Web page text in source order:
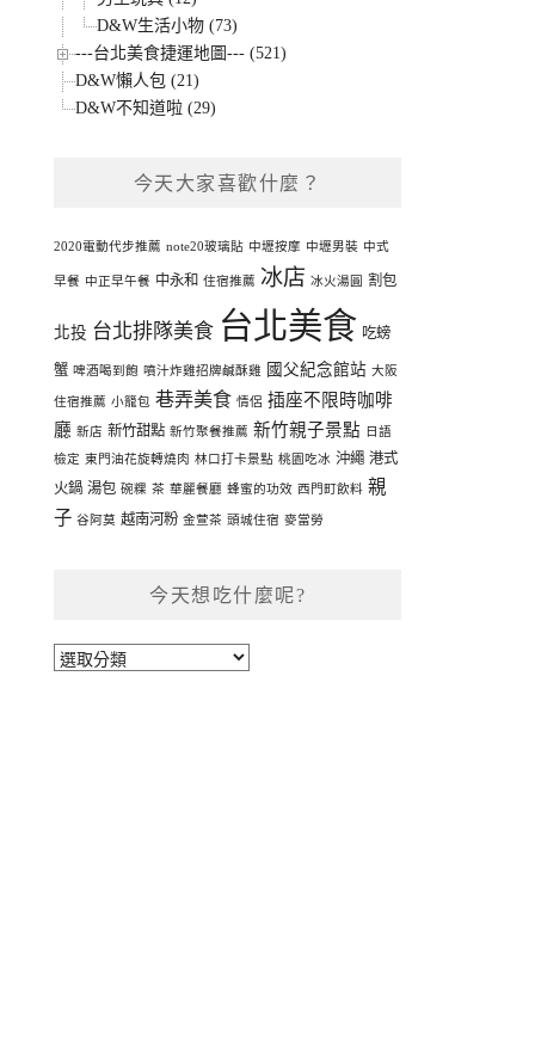
D&W生活小物 (73)
---台北美食捷運地圖--- (521)
D&W懶人包 (21)
D&W不知道啦 (29)
今天大家喜歡什麼？
2020電動代步推薦 note20玻璃貼 中壢按摩 中壢男裝 中式
早餐 中正早午餐 中永和 住宿推薦 冰店 冰火湯圓 割包
北投 台北排隊美食 台北美食 吃螃
蟹 啤酒喝到飽 噴汁炸雞招牌鹹酥雞 國父紀念館站 大阪
住宿推薦 小籠包 巷弄美食 情侶 插座不限時咖啡
廳 新店 新竹甜點 新竹聚餐推薦 新竹親子景點 日語
檢定 東門油花旋轉燒肉 林口打卡景點 桃園吃冰 沖繩 港式
火鍋 湯包 碗粿 茶 華麗餐廳 蜂蜜的功效 西門町飲料 親
子 谷阿莫 越南河粉 金萱茶 頭城住宿 麥當勞
今天想吃什麼呢?
今